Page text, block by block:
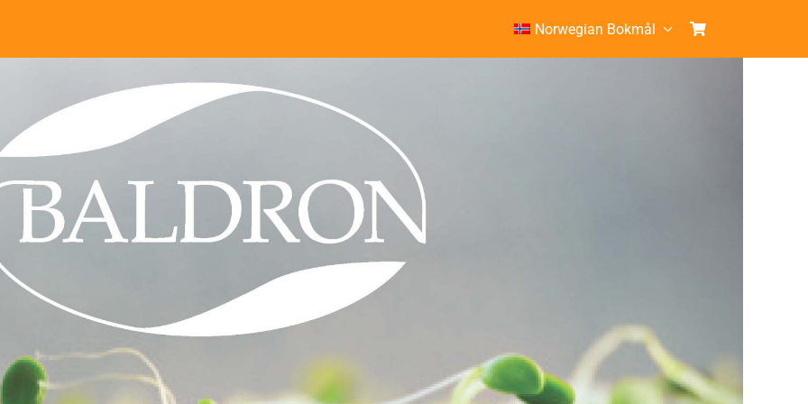
Norwegian Bokmål